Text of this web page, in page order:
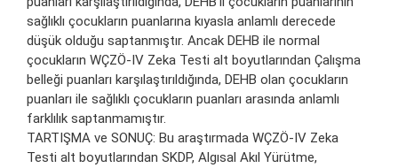
sağlıklı çocukların puanlarına kıyasla anlamlı derecede
düşük olduğu saptanmıştır. Ancak DEHB ile normal
çocukların WÇZÖ-IV Zeka Testi alt boyutlarından Çalışma
belleği puanları karşılaştırıldığında, DEHB olan çocukların
puanları ile sağlıklı çocukların puanları arasında anlamlı
farklılık saptanmamıştır.
TARTIŞMA ve SONUÇ: Bu araştırmada WÇZÖ-IV Zeka
Testi alt boyutlarından SKDP, Algısal Akıl Yürütme,